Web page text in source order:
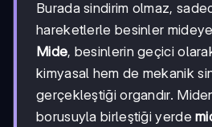
Burada sindirim olmaz,
hareketlerle besinler mideye
Mide, besinlerin geçici
kimyasal hem de mekanik
gerçekleştiği organdır.
borusuyla birleştiği yerde